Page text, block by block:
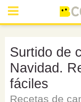
Surtido de
Navidad.
fáciles
Recetas de